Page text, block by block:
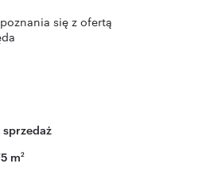
się z ofertą
sprzedaż
m2